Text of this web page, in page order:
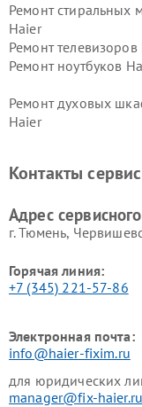
Ремонт стиральных
Haier
Ремонт телевизоров
Ремонт ноутбуков
Ремонт духовых
Haier
Ремонт роботов-
Контакты
Адрес
г. Тюмень,
Горячая линия:
+7 (345) 221-57-86
Электронная почта:
info@haier-fixim.ru
для юридических
manager@fix-haier.ru